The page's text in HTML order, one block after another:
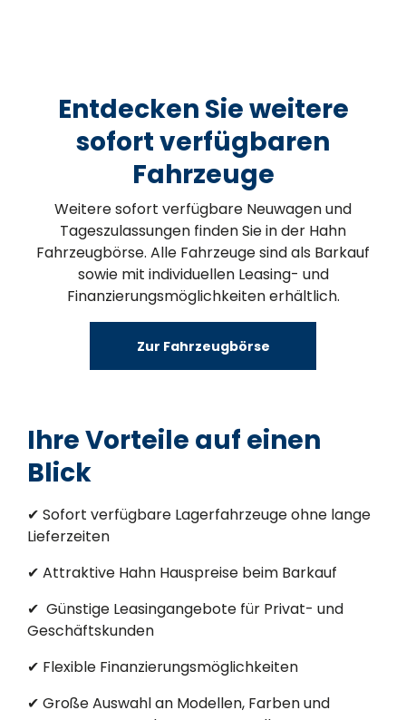
Entdecken Sie weitere
sofort verfügbaren
Fahrzeuge
Weitere sofort verfügbare Neuwagen und
Tageszulassungen finden Sie in der Hahn
Fahrzeugbörse. Alle Fahrzeuge sind als Barkauf
sowie mit individuellen Leasing- und
Finanzierungsmöglichkeiten erhältlich.
Zur Fahrzeugbörse
Ihre Vorteile auf einen
Blick
✔ Sofort verfügbare Lagerfahrzeuge ohne lange
Lieferzeiten
✔ Attraktive Hahn Hauspreise beim Barkauf
✔ Günstige Leasingangebote für Privat- und
Geschäftskunden
✔ Flexible Finanzierungsmöglichkeiten
✔ Große Auswahl an Modellen, Farben und